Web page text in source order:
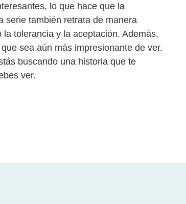
lo que hace que la
serie también retrata de manera
tolerancia y la aceptación. Además,
sea aún más impresionante de ver.
buscando una historia que te
ver.